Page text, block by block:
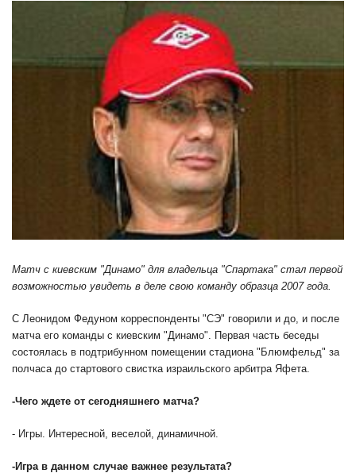
Матч с киевским "Динамо" для владельца "Спартака" стал первой
возможностью увидеть в деле свою команду образца 2007 года.
С Леонидом Федуном корреспонденты "СЭ" говорили и до, и после
матча его команды с киевским "Динамо". Первая часть беседы
состоялась в подтрибунном помещении стадиона "Блюмфельд" за
полчаса до стартового свистка израильского арбитра Яфета.
-Чего ждете от сегодняшнего матча?
- Игры. Интересной, веселой, динамичной.
-Игра в данном случае важнее результата?